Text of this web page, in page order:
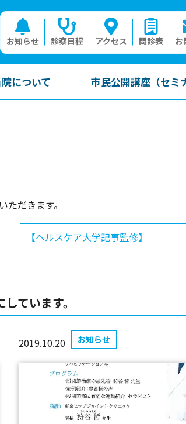
お知らせ 診察日程 アクセス 問診表 お
について 市民公開講座（セミ
だきます。
【ヘルスケア大学記事監修】
ています。
2019.10.20 お知らせ